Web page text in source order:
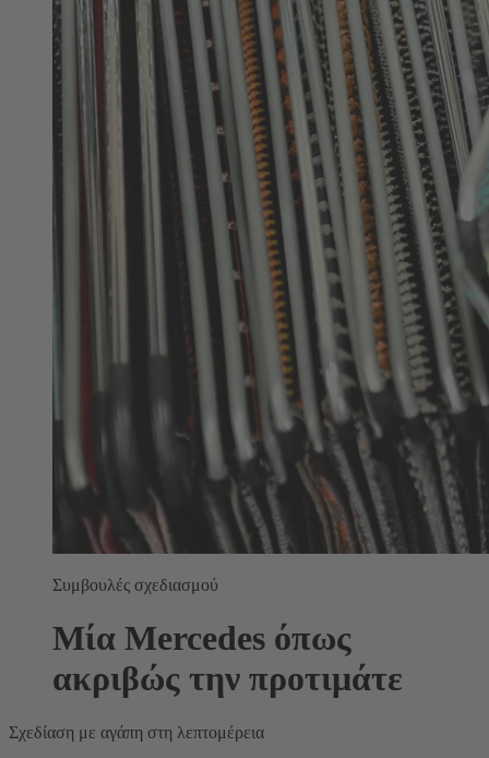
Συμβουλές σχεδιασμού
Μία Mercedes όπως
ακριβώς την προτιμάτε
Σχεδίαση με αγάπη στη λεπτομέρεια